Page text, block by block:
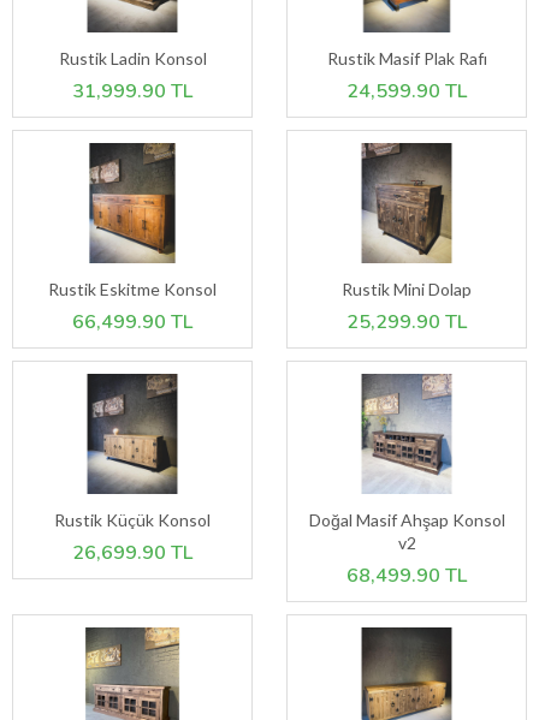
Rustik Ladin Konsol
31,999.90 TL
Rustik Masif Plak Rafı
24,599.90 TL
Rustik Eskitme Konsol
66,499.90 TL
Rustik Mini Dolap
25,299.90 TL
Rustik Küçük Konsol
26,699.90 TL
Doğal Masif Ahşap Konsol
v2
68,499.90 TL